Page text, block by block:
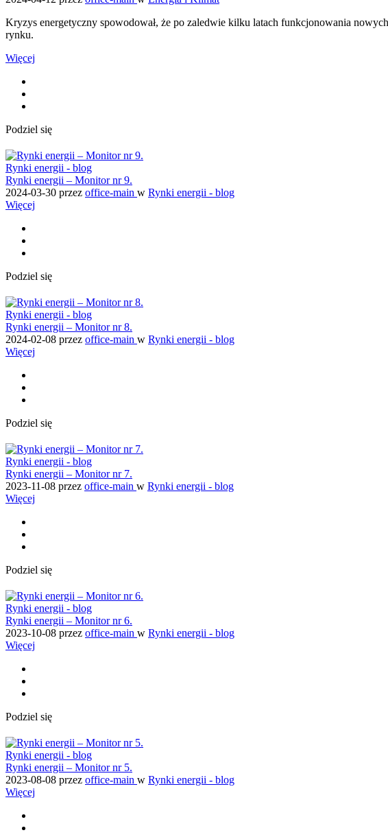
Kryzys energetyczny spowodował, że po zaledwie kilku latach funkcjonowania
rynku.
Więcej
Podziel się
Rynki energii - blog
Rynki energii – Monitor nr 9.
2024-03-30 przez office-main w Rynki energii - blog
Więcej
Podziel się
Rynki energii - blog
Rynki energii – Monitor nr 8.
2024-02-08 przez office-main w Rynki energii - blog
Więcej
Podziel się
Rynki energii - blog
Rynki energii – Monitor nr 7.
2023-11-08 przez office-main w Rynki energii - blog
Więcej
Podziel się
Rynki energii - blog
Rynki energii – Monitor nr 6.
2023-10-08 przez office-main w Rynki energii - blog
Więcej
Podziel się
Rynki energii - blog
Rynki energii – Monitor nr 5.
2023-08-08 przez office-main w Rynki energii - blog
Więcej